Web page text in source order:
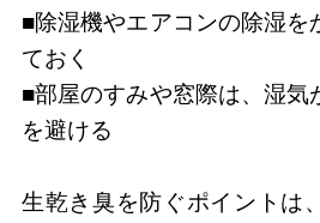
■除湿機やエアコンの除湿を
ておく
■部屋のすみや窓際は、湿気
を避ける
生乾き臭を防ぐポイントは